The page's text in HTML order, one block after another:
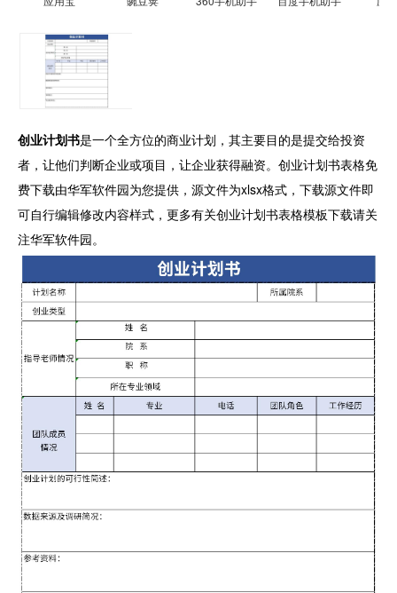
创业计划书是一个全方位的商业计划，其主要目的是提交给投资
者，让他们判断企业或项目，让企业获得融资。创业计划书表格免
费下载由华军软件园为您提供，源文件为xlsx格式，下载源文件即
可自行编辑修改内容样式，更多有关创业计划书表格模板下载请关
注华军软件园。